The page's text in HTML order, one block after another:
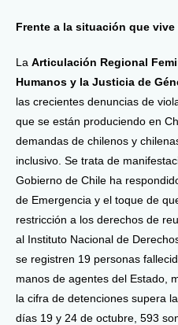
Frente a la situación que vive
La Articulación Regional
Humanos y la Justicia de
las crecientes denuncias de
que se están produciendo en
demandas de chilenos y
inclusivo. Se trata de
Gobierno de Chile ha
de Emergencia y el toque de
restricción a los derechos de
al Instituto Nacional de
se registren 19 personas
manos de agentes del Estado,
la cifra de detenciones supera
días 19 y 24 de octubre, 593